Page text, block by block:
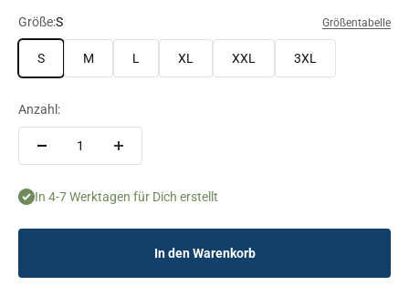
Größe:S Größentabelle
S M L XL XXL 3XL
Anzahl:
In 4-7 Werktagen für Dich erstellt
In den Warenkorb